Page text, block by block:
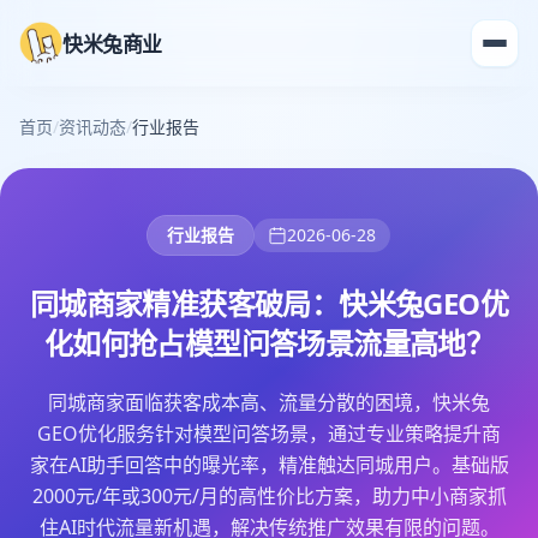
快米兔商业
首页/资讯动态/行业报告
行业报告 2026-06-28
同城商家精准获客破局：快米兔GEO优
化如何抢占模型问答场景流量高地？
同城商家面临获客成本高、流量分散的困境，快米兔
GEO优化服务针对模型问答场景，通过专业策略提升商
家在AI助手回答中的曝光率，精准触达同城用户。基础版
2000元/年或300元/月的高性价比方案，助力中小商家抓
住AI时代流量新机遇，解决传统推广效果有限的问题。